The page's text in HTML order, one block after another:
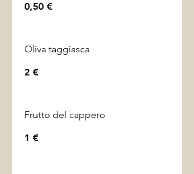
0,50 €
Oliva taggiasca
2 €
Frutto del cappero
1 €